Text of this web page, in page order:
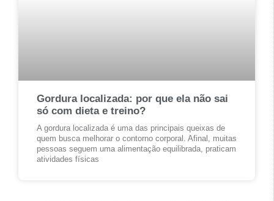
Gordura localizada: por que ela não sai
só com dieta e treino?
A gordura localizada é uma das principais queixas de
quem busca melhorar o contorno corporal. Afinal, muitas
pessoas seguem uma alimentação equilibrada, praticam
atividades físicas